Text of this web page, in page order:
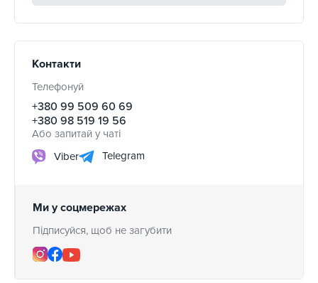
Контакти
Телефонуй
+380 99 509 60 69
+380 98 519 19 56
Або запитай у чаті
Viber
Telegram
Ми у соцмережах
Підписуйся, щоб не загубити